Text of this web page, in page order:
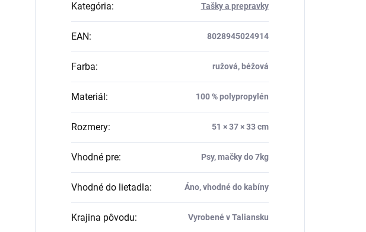
Kategória: Tašky a prepravky
EAN: 8028945024914
Farba: ružová, béžová
Materiál: 100 % polypropylén
Rozmery: 51 × 37 × 33 cm
Vhodné pre: Psy, mačky do 7kg
Vhodné do lietadla: Áno, vhodné do kabíny
Krajina pôvodu: Vyrobené v Taliansku